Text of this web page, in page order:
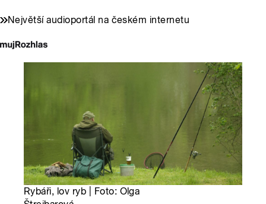
Největší audioportál na českém internetu
Rybáři, lov ryb | Foto: Olga